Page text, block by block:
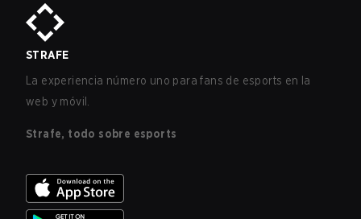
STRAFE
La experiencia número uno para fans de esports en la
web y móvil.
Strafe, todo sobre esports